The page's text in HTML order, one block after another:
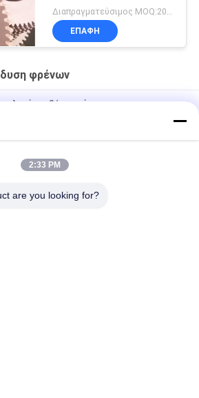
φρένων δοντιών
δίσκων φρένων φύλλων
τριβής
ΕΠΑΦΉ
φρένων
υλικά τριβής αμιάντων
φρένων αντίστασης πετρελαίου
υλικά τριβής για τον ανελκυστήρα
2:33 PM
are you looking for?